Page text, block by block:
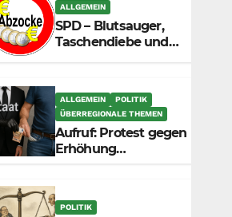
zunehmend unter die
Räder.
ALLGEMEIN
SPD – Blutsauger,
Taschendiebe und
ALLGEMEIN
POLITIK
ÜBERREGIONALE THEMEN
Aufruf: Protest gegen
Erhöhung
POLITIK